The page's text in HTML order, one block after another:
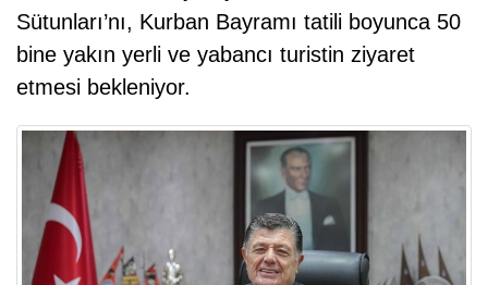
Sütunları’nı, Kurban Bayramı tatili boyunca 50
bine yakın yerli ve yabancı turistin ziyaret
etmesi bekleniyor.